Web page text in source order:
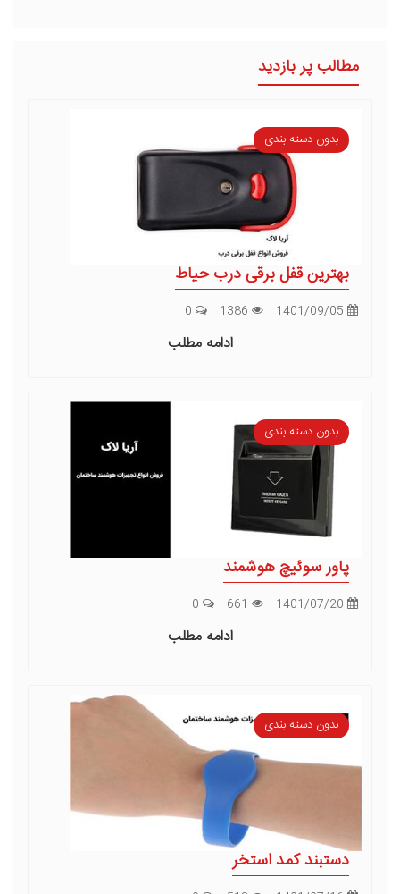
مطالب پر بازدید
بدون دسته بندی
بهترین قفل برقی درب حیاط
ادامه مطلب
بدون دسته بندی
پاور سوئیچ هوشمند
ادامه مطلب
بدون دسته بندی
دستبند کمد استخر